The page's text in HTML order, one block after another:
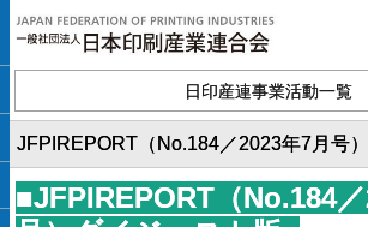
日印産連事業活動一覧
JFPIREPORT（No.184／2023年7月号
■JFPIREPORT（No.184／